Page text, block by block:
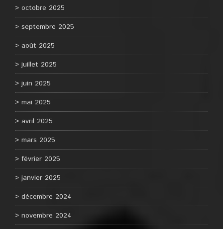
octobre 2025
septembre 2025
août 2025
juillet 2025
juin 2025
mai 2025
avril 2025
mars 2025
février 2025
janvier 2025
décembre 2024
novembre 2024